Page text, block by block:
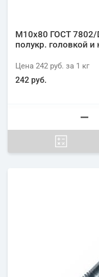
М10х80 ГОСТ 7802/
полукр. головкой
Цена 242 руб. за 1 кг
242 руб.